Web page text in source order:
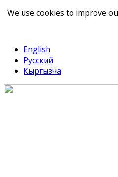
English
Русский
Кыргызча
We use cookies to improve